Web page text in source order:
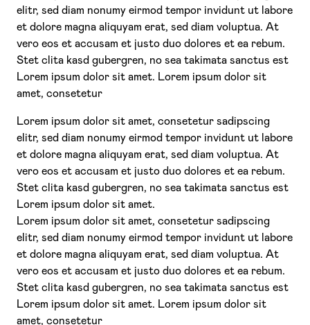
elitr, sed diam nonumy eirmod tempor invidunt ut labore
et dolore magna aliquyam erat, sed diam voluptua. At
vero eos et accusam et justo duo dolores et ea rebum.
Stet clita kasd gubergren, no sea takimata sanctus est
Lorem ipsum dolor sit amet. Lorem ipsum dolor sit
amet, consetetur
Lorem ipsum dolor sit amet, consetetur sadipscing
elitr, sed diam nonumy eirmod tempor invidunt ut labore
et dolore magna aliquyam erat, sed diam voluptua. At
vero eos et accusam et justo duo dolores et ea rebum.
Stet clita kasd gubergren, no sea takimata sanctus est
Lorem ipsum dolor sit amet.
Lorem ipsum dolor sit amet, consetetur sadipscing
elitr, sed diam nonumy eirmod tempor invidunt ut labore
et dolore magna aliquyam erat, sed diam voluptua. At
vero eos et accusam et justo duo dolores et ea rebum.
Stet clita kasd gubergren, no sea takimata sanctus est
Lorem ipsum dolor sit amet. Lorem ipsum dolor sit
amet, consetetur